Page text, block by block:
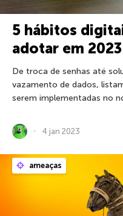
5 hábitos
adotar em 2023
De troca de senhas até
vazamento de dados,
serem implementadas no
4 jan 2023
ameaças